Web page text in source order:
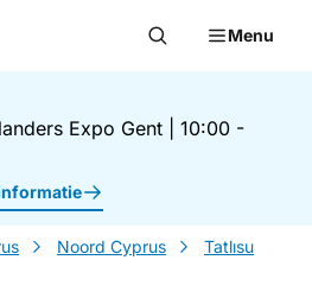
Menu
Expo Gent
10:00 -
Noord Cyprus
Tatlısu